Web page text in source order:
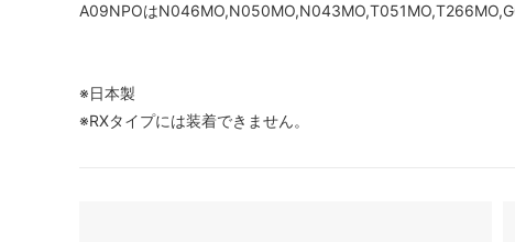
A09NPOは
※日本製
※RXタイプには装着できません。